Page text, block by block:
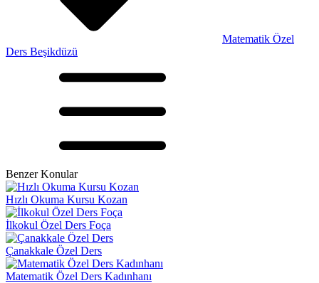
Matematik Özel
Ders Beşikdüzü
Benzer Konular
Hızlı Okuma Kursu Kozan
İlkokul Özel Ders Foça
Çanakkale Özel Ders
Matematik Özel Ders Kadınhanı